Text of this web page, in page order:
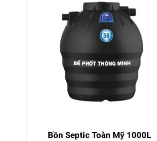
Bồn Septic Toàn Mỹ 1000L